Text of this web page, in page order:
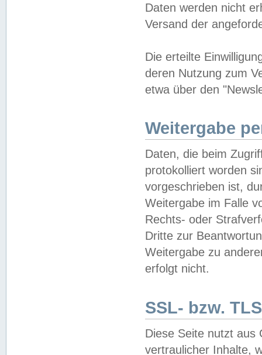
Daten werden nicht
Versand der
Die erteilte
deren Nutzung zum
etwa über den
Weitergabe
Daten, die beim
protokolliert worden
vorgeschrieben ist,
Weitergabe im Falle
Rechts- oder
Dritte zur
Weitergabe zu
erfolgt nicht.
SSL- bzw.
Diese Seite nutzt aus
vertraulicher Inhalte,